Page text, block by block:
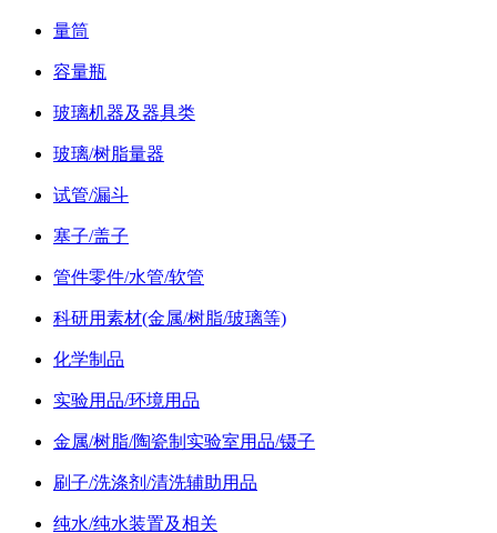
量筒
容量瓶
玻璃机器及器具类
玻璃/树脂量器
试管/漏斗
塞子/盖子
管件零件/水管/软管
科研用素材(金属/树脂/玻璃等)
化学制品
实验用品/环境用品
金属/树脂/陶瓷制实验室用品/镊子
刷子/洗涤剂/清洗辅助用品
纯水/纯水装置及相关